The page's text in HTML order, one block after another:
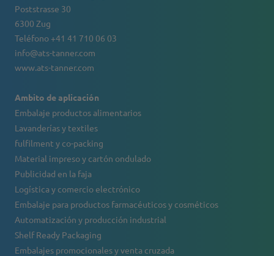
Poststrasse 30
6300 Zug
Teléfono +41 41 710 06 03
info@ats-tanner.com
www.ats-tanner.com
Ambito de aplicación
Embalaje productos alimentarios
Lavanderías y textiles
fulfilment y co-packing
Material impreso y cartón ondulado
Publicidad en la faja
Logística y comercio electrónico
Embalaje para productos farmacéuticos y cosméticos
Automatización y producción industrial
Shelf Ready Packaging
Embalajes promocionales y venta cruzada